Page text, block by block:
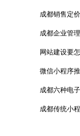
成都企业管
网站建设要
微信小程序
成都六种电
成都传统小